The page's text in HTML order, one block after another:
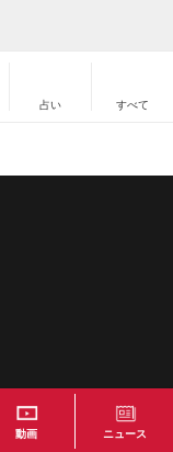
動画 ニュース
占い すべて